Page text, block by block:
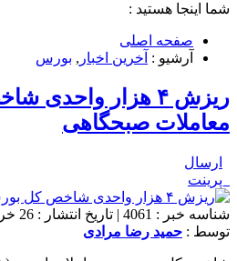
شما اینجا هستید :
صفحه اصلی
آرشیو : آخرین اخبار , بورس
ریزش ۴ هزار
معاملات صبحگاهی
ارسال
پرینت
توسط : حمید رضا مرادی